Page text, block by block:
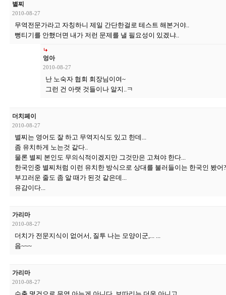
별찌
2010-08-27
무역전문가라고 자칭하니 제일 간단한걸로 테스트 해본거야..
뻥티기를 안했더면 내가 저런 문제를 낼 필요성이 있겠냐..
엉아
2010-08-27
난 노숙자 협회 회장님이여~
그런 건 아랫 것들이나 알지..ㅋ
더치페이
2010-08-27
별찌는 영어도 잘 하고 무역지식도 있고 한데...
좀 유치하게 노는것 같다..
물론 별찌 본인도 무의식적이겠지만 그것만은 고쳐야 한다...
한국인중 별찌처럼 이런 유치한 방식으로 상대를 불러들이는 한국인 봤어
부끄러운 줄도 좀 알 때가 된것 같은데...
유감이다...
가리마
2010-08-27
더치가 전문지식이 없어서, 질투 나는 모양이군,... ...
음~~~
가리마
2010-08-27